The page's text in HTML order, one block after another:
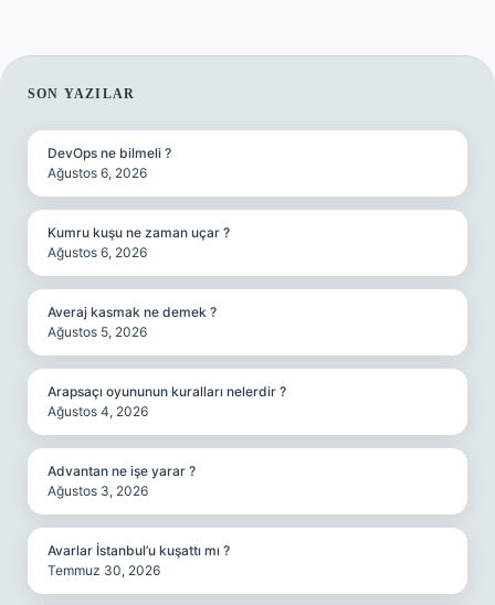
SIDEBAR
SON YAZILAR
DevOps ne bilmeli ?
Ağustos 6, 2026
Kumru kuşu ne zaman uçar ?
Ağustos 6, 2026
Averaj kasmak ne demek ?
Ağustos 5, 2026
Arapsaçı oyununun kuralları nelerdir ?
Ağustos 4, 2026
Advantan ne işe yarar ?
Ağustos 3, 2026
Avarlar İstanbul’u kuşattı mı ?
Temmuz 30, 2026